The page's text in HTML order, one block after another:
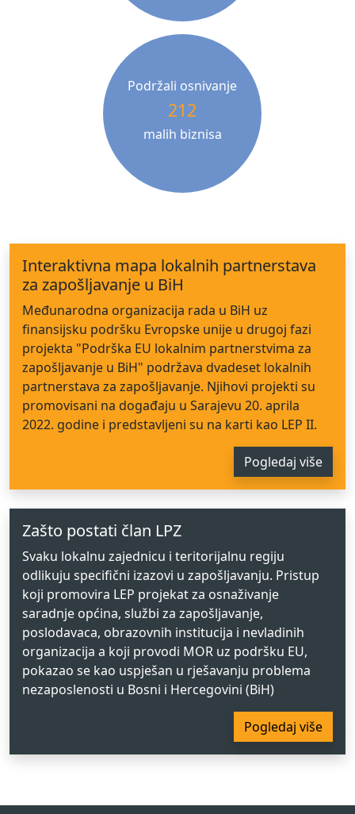
Podržali osnivanje
212
malih biznisa
Interaktivna mapa lokalnih partnerstava
za zapošljavanje u BiH
Međunarodna organizacija rada u BiH uz
finansijsku podršku Evropske unije u drugoj fazi
projekta "Podrška EU lokalnim partnerstvima za
zapošljavanje u BiH" podržava dvadeset lokalnih
partnerstava za zapošljavanje. Njihovi projekti su
promovisani na događaju u Sarajevu 20. aprila
2022. godine i predstavljeni su na karti kao LEP II.
Pogledaj više
Zašto postati član LPZ
Svaku lokalnu zajednicu i teritorijalnu regiju
odlikuju specifični izazovi u zapošljavanju. Pristup
koji promovira LEP projekat za osnaživanje
saradnje općina, službi za zapošljavanje,
poslodavaca, obrazovnih institucija i nevladinih
organizacija a koji provodi MOR uz podršku EU,
pokazao se kao uspješan u rješavanju problema
nezaposlenosti u Bosni i Hercegovini (BiH)
Pogledaj više